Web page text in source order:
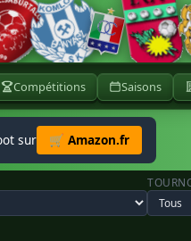
Compétitions Saisons
sur 🛒 Amazon.fr